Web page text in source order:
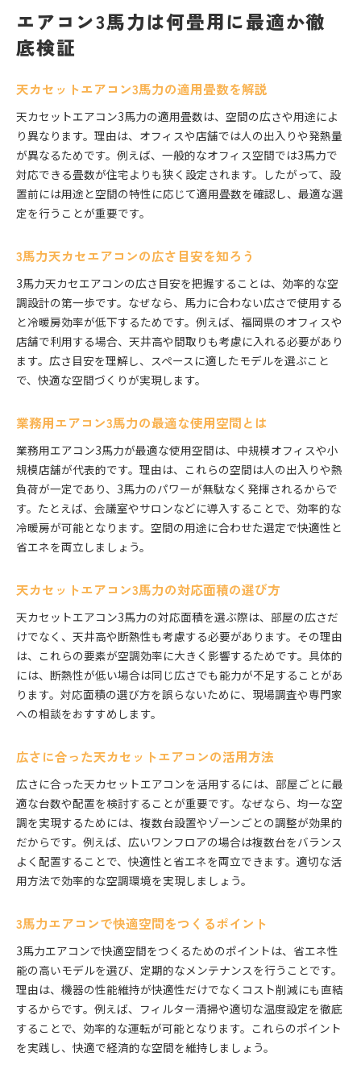
エアコン3馬力は何畳用に最適か徹
底検証
天カセットエアコン3馬力の適用畳数を解説
天カセットエアコン3馬力の適用畳数は、空間の広さや用途によ
り異なります。理由は、オフィスや店舗では人の出入りや発熱量
が異なるためです。例えば、一般的なオフィス空間では3馬力で
対応できる畳数が住宅よりも狭く設定されます。したがって、設
置前には用途と空間の特性に応じて適用畳数を確認し、最適な選
定を行うことが重要です。
3馬力天カセエアコンの広さ目安を知ろう
3馬力天カセエアコンの広さ目安を把握することは、効率的な空
調設計の第一歩です。なぜなら、馬力に合わない広さで使用する
と冷暖房効率が低下するためです。例えば、福岡県のオフィスや
店舗で利用する場合、天井高や間取りも考慮に入れる必要があり
ます。広さ目安を理解し、スペースに適したモデルを選ぶこと
で、快適な空間づくりが実現します。
業務用エアコン3馬力の最適な使用空間とは
業務用エアコン3馬力が最適な使用空間は、中規模オフィスや小
規模店舗が代表的です。理由は、これらの空間は人の出入りや熱
負荷が一定であり、3馬力のパワーが無駄なく発揮されるからで
す。たとえば、会議室やサロンなどに導入することで、効率的な
冷暖房が可能となります。空間の用途に合わせた選定で快適性と
省エネを両立しましょう。
天カセットエアコン3馬力の対応面積の選び方
天カセットエアコン3馬力の対応面積を選ぶ際は、部屋の広さだ
けでなく、天井高や断熱性も考慮する必要があります。その理由
は、これらの要素が空調効率に大きく影響するためです。具体的
には、断熱性が低い場合は同じ広さでも能力が不足することがあ
ります。対応面積の選び方を誤らないために、現場調査や専門家
への相談をおすすめします。
広さに合った天カセットエアコンの活用方法
広さに合った天カセットエアコンを活用するには、部屋ごとに最
適な台数や配置を検討することが重要です。なぜなら、均一な空
調を実現するためには、複数台設置やゾーンごとの調整が効果的
だからです。例えば、広いワンフロアの場合は複数台をバランス
よく配置することで、快適性と省エネを両立できます。適切な活
用方法で効率的な空調環境を実現しましょう。
3馬力エアコンで快適空間をつくるポイント
3馬力エアコンで快適空間をつくるためのポイントは、省エネ性
能の高いモデルを選び、定期的なメンテナンスを行うことです。
理由は、機器の性能維持が快適性だけでなくコスト削減にも直結
するからです。例えば、フィルター清掃や適切な温度設定を徹底
することで、効率的な運転が可能となります。これらのポイント
を実践し、快適で経済的な空間を維持しましょう。